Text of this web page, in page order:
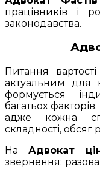
працівників і
законодавства.
Питання
актуальним для
формується
багатьох
адже кожна
складності, обсяг
НаАдвокат
звернення: разова